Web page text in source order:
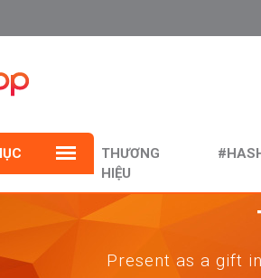
THƯƠNG
HIỆU
Present as a gift